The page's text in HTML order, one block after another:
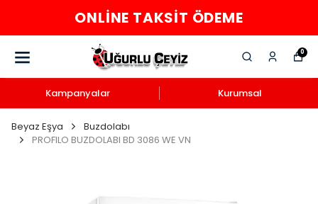
ONLINE TAKSIT ÖDEME
0
Kampanyalar Kurumsal
Beyaz Eşya
Buzdolabı
PROFILO BUZDOLABI BD 3086 WE VN